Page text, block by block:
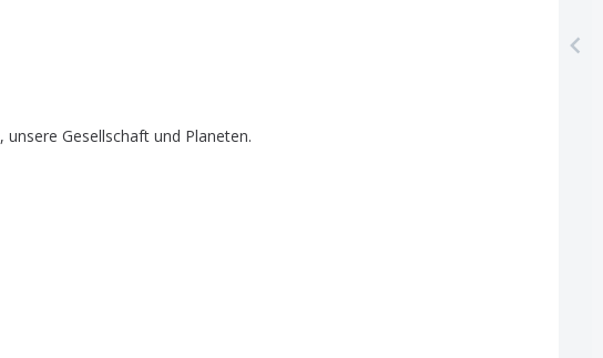
, unsere Gesellschaft und Planeten.